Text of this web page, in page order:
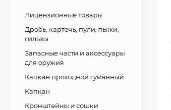
Лицензионные товары
Дробь, картечь, пули, пыжи,
гильзы
Запасные части и аксессуары
для оружия
Капкан проходной гуманный
Капкан
Кронштейны и сошки